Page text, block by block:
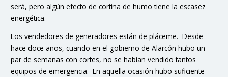
será, pero algún efecto de cortina de humo tiene la escasez
energética.
Los vendedores de generadores están de pláceme. Desde
hace doce años, cuando en el gobierno de Alarcón hubo un
par de semanas con cortes, no se habían vendido tantos
equipos de emergencia. En aquella ocasión hubo suficiente